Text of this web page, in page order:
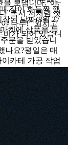
을 보냅니다.“야,
”혹시 저처럼 첫
나두!” 외치고
가 되어 있습니
잠이 화들짝 깼
된 날짜(8월 27
켓에 상품을 등
문을 받았습니
나요?평일은 매
카테 가공 작업
동안 이미지,
행하고 있어요.시
, 150개의 상품
해볼 수도 있
을 깨뜨리지 않
선에서 지속하
지나면 결국
맞는 속도와 호